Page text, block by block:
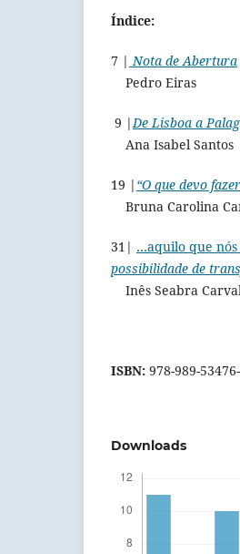
Índice:
7 | Nota de Abertura
Pedro Eiras
9 |De Lisboa a
Ana Isabel Santos
19 | “O que devo
Bruna Carolina
31| …aquilo que
possibilidade de
Inês Seabra
ISBN: 978-989-
Downloads